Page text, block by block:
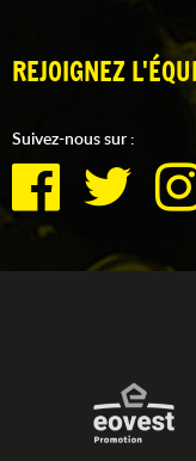
REJOIGNEZ
Suivez-nous sur :